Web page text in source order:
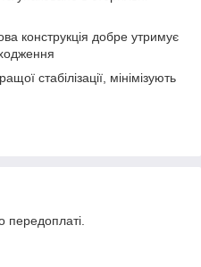
конструкція добре утримує
стабілізації, мінімізують
передоплаті.